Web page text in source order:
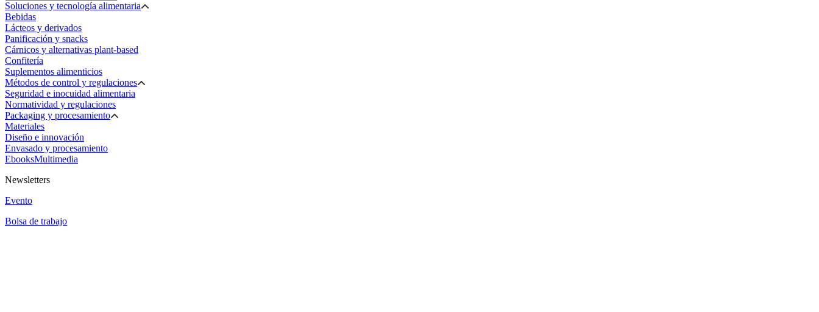
Soluciones y tecnología alimentaria
Bebidas
Lácteos y derivados
Panificación y snacks
Cárnicos y alternativas plant-based
Confitería
Suplementos alimenticios
Métodos de control y regulaciones
Seguridad e inocuidad alimentaria
Normatividad y regulaciones
Packaging y procesamiento
Materiales
Diseño e innovación
Envasado y procesamiento
EbooksMultimedia
Newsletters
Evento
Bolsa de trabajo